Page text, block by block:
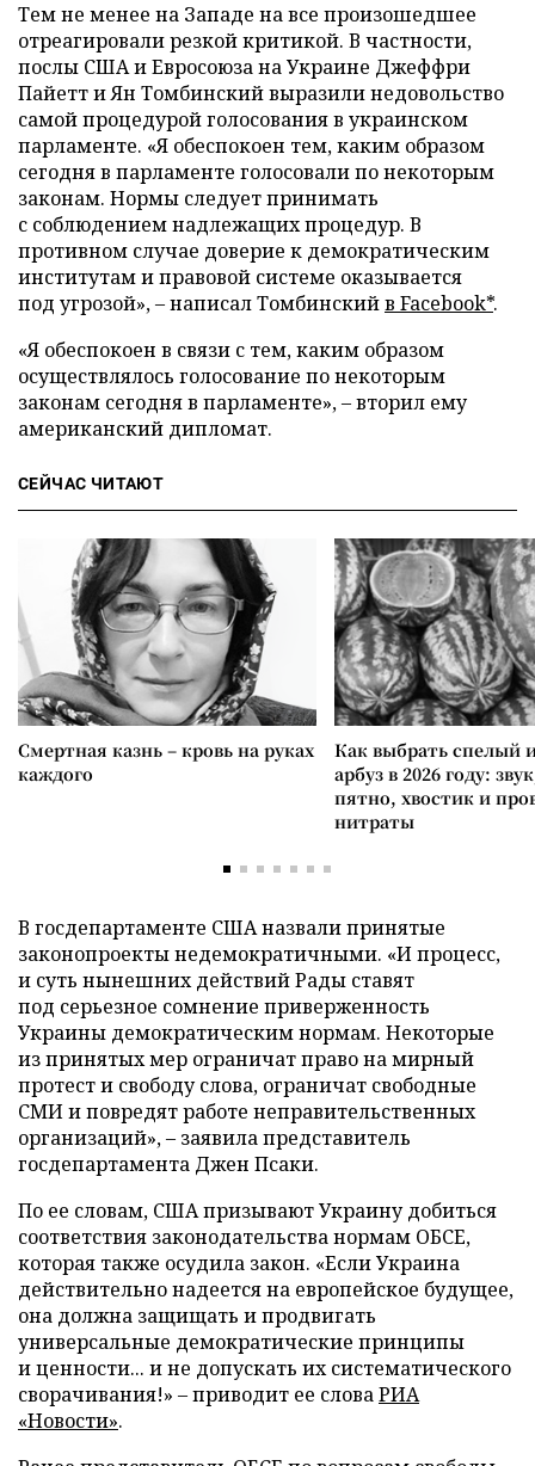
Тем не менее на Западе на все произошедшее
отреагировали резкой критикой. В частности,
послы США и Евросоюза на Украине Джеффри
Пайетт и Ян Томбинский выразили недовольство
самой процедурой голосования в украинском
парламенте. «Я обеспокоен тем, каким образом
сегодня в парламенте голосовали по некоторым
законам. Нормы следует принимать
с соблюдением надлежащих процедур. В
противном случае доверие к демократическим
институтам и правовой системе оказывается
под угрозой»,–написал Томбинскийв Facebook*.
«Я обеспокоен в связи с тем, каким образом
осуществлялось голосование по некоторым
законам сегодня в парламенте»,–вторил ему
американский дипломат.
СЕЙЧАС ЧИТАЮТ
Смертная казнь – кровь на руках
каждого
Как выбрать спелый
арбуз в 2026 году:
пятно, хвостик и
нитраты
В госдепартаменте США назвали принятые
законопроекты недемократичными. «И процесс,
и суть нынешних действий Рады ставят
под серьезное сомнение приверженность
Украины демократическим нормам. Некоторые
из принятых мер ограничат право на мирный
протест и свободу слова, ограничат свободные
СМИ и повредят работе неправительственных
организаций»,– заявила представитель
госдепартамента Джен Псаки.
По ее словам, США призывают Украину добиться
соответствия законодательства нормам ОБСЕ,
которая также осудила закон. «Если Украина
действительно надеется на европейское будущее,
она должна защищать и продвигать
универсальные демократические принципы
и ценности... и не допускать их систематического
сворачивания!» –приводит ее словаРИА
«Новости».